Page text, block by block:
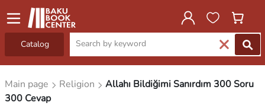
Catalog
Main page Religion
Allahı Bildiğimi Sanırdım 300 Soru
300 Cevap